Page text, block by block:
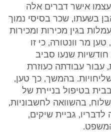
אישר דברים אלה
בשעתו, שכר בסיסי נמוך
בגין מכירות ומכירות
מר וונטורה, כי זו
שנעו סביב
וזאת, עבור עבודתה כעוזרת
בהמשך, כך טען,
בטיפול בניירת של
בהשוואה לחשבוניות,
גביית שיקים,